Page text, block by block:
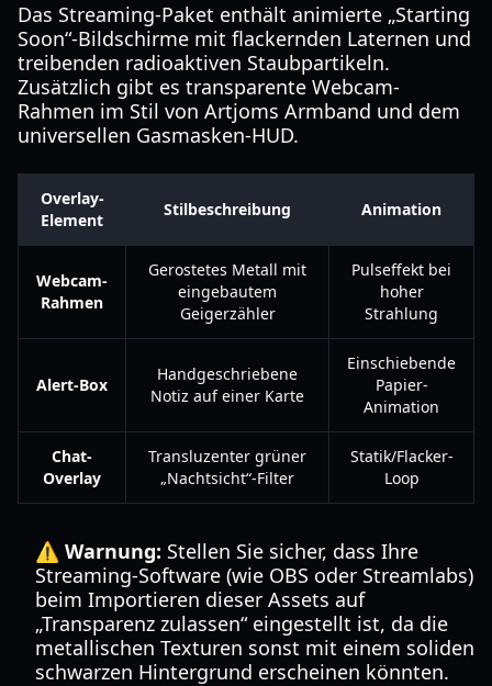
Das Streaming-Paket enthält animierte „Starting
Soon“-Bildschirme mit flackernden Laternen und
treibenden radioaktiven Staubpartikeln.
Zusätzlich gibt es transparente Webcam-
Rahmen im Stil von Artjoms Armband und dem
universellen Gasmasken-HUD.
Overlay-
Element
Stilbeschreibung Animation
Webcam-
Rahmen
Gerostetes Metall mit
eingebautem
Geigerzähler
Pulseffekt bei
hoher
Strahlung
Alert-Box
Handgeschriebene
Notiz auf einer Karte
Einschiebende
Papier-
Animation
Chat-
Overlay
Transluzenter grüner
„Nachtsicht“-Filter
Statik/Flacker-
Loop
⚠️ Warnung: Stellen Sie sicher, dass Ihre
Streaming-Software (wie OBS oder Streamlabs)
beim Importieren dieser Assets auf
„Transparenz zulassen“ eingestellt ist, da die
metallischen Texturen sonst mit einem soliden
schwarzen Hintergrund erscheinen könnten.